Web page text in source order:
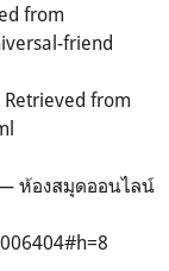
from
friend
Retrieved from
— ห้องสมุดออนไลน์